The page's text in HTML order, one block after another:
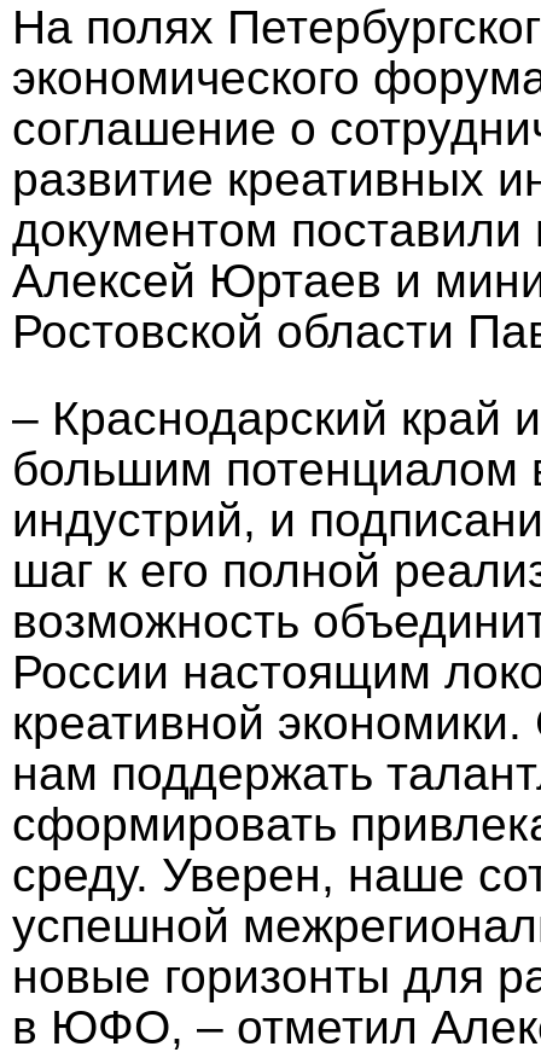
На полях
экономического
соглашение о
развитие креативных
документом
Алексей Юртаев и
Ростовской области
– Краснодарский край
большим потенциалом
индустрий, и
шаг к его полной
возможность
России настоящим
креативной
нам поддержать
сформировать
среду. Уверен, наше
успешной
новые горизонты для
в ЮФО, – отметил